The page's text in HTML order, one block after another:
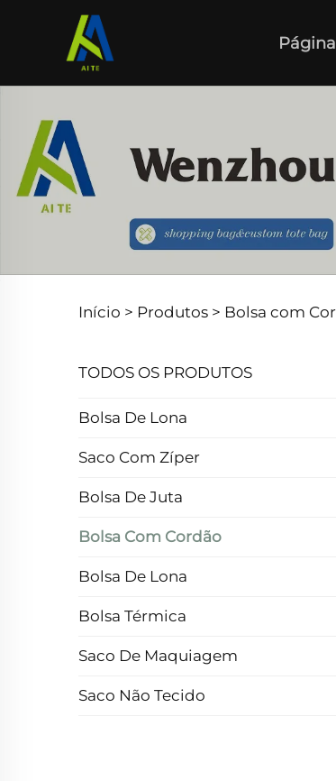
Início > Produtos > Bolsa com
TODOS OS PRODUTOS
Bolsa De Lona
Saco Com Zíper
Bolsa De Juta
Bolsa Com Cordão
Bolsa De Lona
Bolsa Térmica
Saco De Maquiagem
Saco Não Tecido